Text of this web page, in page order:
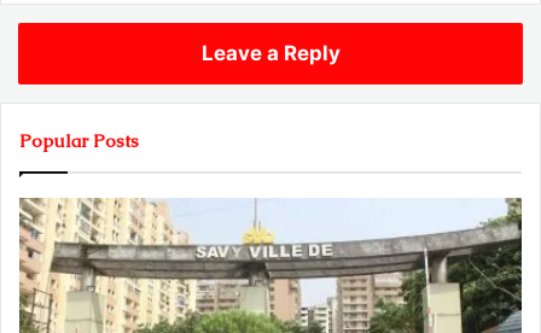
Leave a Reply
Popular Posts